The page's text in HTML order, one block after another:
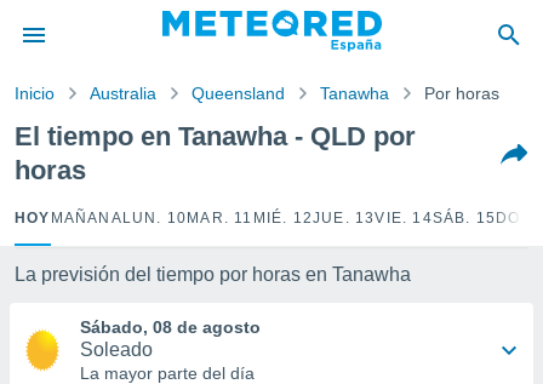
por
para
la
calidad.
a este
las
y
forma
Inicio Australia Queensland Tanawha Por horas
El tiempo en Tanawha - QLD por
horas
HOY MAÑANA LUN. 10 MAR. 11 MIÉ. 12JUE. 13VIE. 14SÁB. 15
La previsión del tiempo por horas en Tanawha
Sábado, 08 de agosto
Soleado
La mayor parte del día